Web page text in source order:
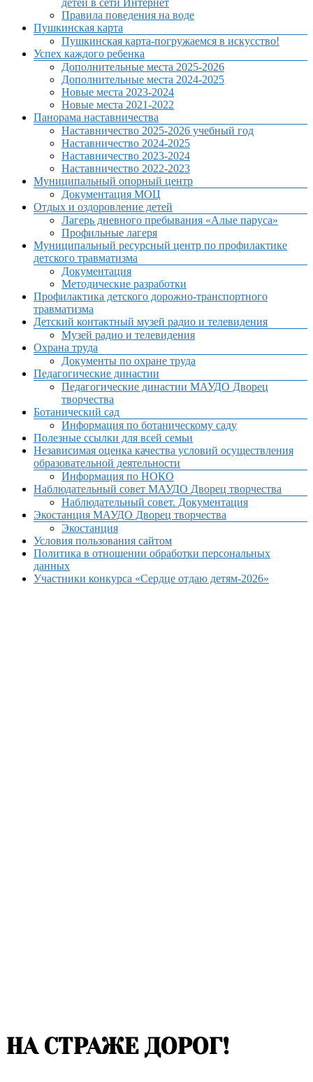
детей в сети Интернет
Правила поведения на воде
Пушкинская карта
Пушкинская карта-погружаемся в искусство!
Успех каждого ребенка
Дополнительные места 2025-2026
Дополнительные места 2024-2025
Новые места 2023-2024
Новые места 2021-2022
Панорама наставничества
Наставничество 2025-2026 учебный год
Наставничество 2024-2025
Наставничество 2023-2024
Наставничество 2022-2023
Муниципальный опорный центр
Документация МОЦ
Отдых и оздоровление детей
Лагерь дневного пребывания «Алые паруса»
Профильные лагеря
Муниципальный ресурсный центр по профилактике
детского травматизма
Документация
Методические разработки
Профилактика детского дорожно-транспортного
травматизма
Детский контактный музей радио и телевидения
Музей радио и телевидения
Охрана труда
Документы по охране труда
Педагогические династии
Педагогические династии МАУДО Дворец
творчества
Ботанический сад
Информация по ботаническому саду
Полезные ссылки для всей семьи
Независимая оценка качества условий осуществления
образовательной деятельности
Информация по НОКО
Наблюдательный совет МАУДО Дворец творчества
Наблюдательный совет. Документация
Экостанция МАУДО Дворец творчества
Экостанция
Условия пользования сайтом
Политика в отношении обработки персональных
данных
Участники конкурса «Сердце отдаю детям-2026»
НА СТРАЖЕ ДОРОГ!